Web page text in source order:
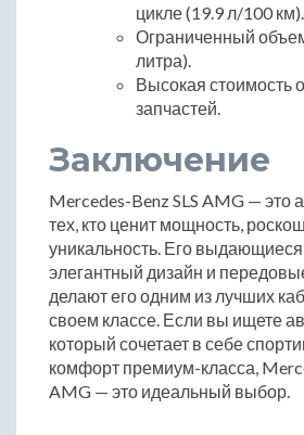
цикле (19.9 л/100 км).
Ограниченный
литра).
Высокая стоимость
запчастей.
Заключение
Mercedes-Benz SLS AMG — это
тех, кто ценит мощность,
уникальность. Его выдающиеся
элегантный дизайн и
делают его одним из лучших
своем классе. Если вы ищете
который сочетает в себе
комфорт премиум-класса,
AMG — это идеальный выбор.